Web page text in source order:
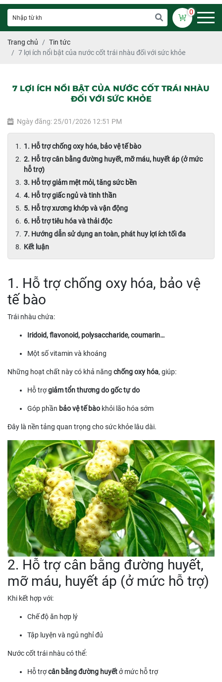
0
Trang chủ
Tin tức
7 lợi ích nổi bật của nước cốt trái nhàu đối với sức khỏe
7 LỢI ÍCH NỔI BẬT CỦA NƯỚC CỐT TRÁI NHÀU
ĐỐI VỚI SỨC KHỎE
Ngày đăng: 25/01/2026 12:51 PM
1. Hỗ trợ chống oxy hóa, bảo vệ tế bào
2. Hỗ trợ cân bằng đường huyết, mỡ máu, huyết áp (ở mức
hỗ trợ)
3. Hỗ trợ giảm mệt mỏi, tăng sức bền
4. Hỗ trợ giấc ngủ và tinh thần
5. Hỗ trợ xương khớp và vận động
6. Hỗ trợ tiêu hóa và thải độc
7. Hướng dẫn sử dụng an toàn, phát huy lợi ích tối đa
Kết luận
1. Hỗ trợ chống oxy hóa, bảo vệ
tế bào
Trái nhàu chứa:
Iridoid, flavonoid, polysaccharide, coumarin…
Một số vitamin và khoáng
Những hoạt chất này có khả năng chống oxy hóa, giúp:
Hỗ trợgiảm tổn thương do gốc tự do
Góp phần bảo vệ tế bào khỏi lão hóa sớm
Đây là nền tảng quan trọng cho sức khỏe lâu dài.
2. Hỗ trợ cân bằng đường huyết,
mỡ máu, huyết áp (ở mức hỗ trợ)
Khi kết hợp với:
Chế độ ăn hợp lý
Tập luyện và ngủ nghỉ đủ
Nước cốt trái nhàu có thể:
Hỗ trợcân bằng đường huyếtở mức hỗ trợ